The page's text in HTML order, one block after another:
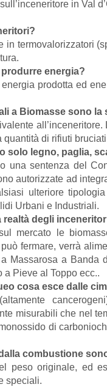
in Val
in termovalorizzatori
energia?
prodotta ed
a Biomasse sono la
quantità di rifiuti
solo legno, paglia,
una sentenza del
autorizzate ad
ulteriore
Urbani e Industriali.
realtà degli
mercato le
fermare, verrà
Massarosa a Banda
a Pieve al Toppo ecc..
cosa esce dalle
misurabili che nel
di
combustione
peso originale, ed
speciali.